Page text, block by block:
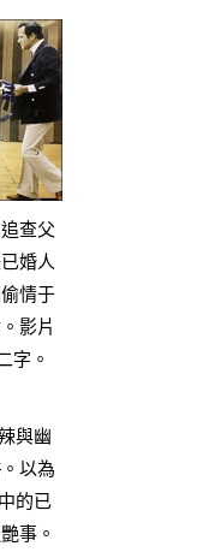
查父
婚人
情于
影片
字。
與幽
。以為
的已
事。